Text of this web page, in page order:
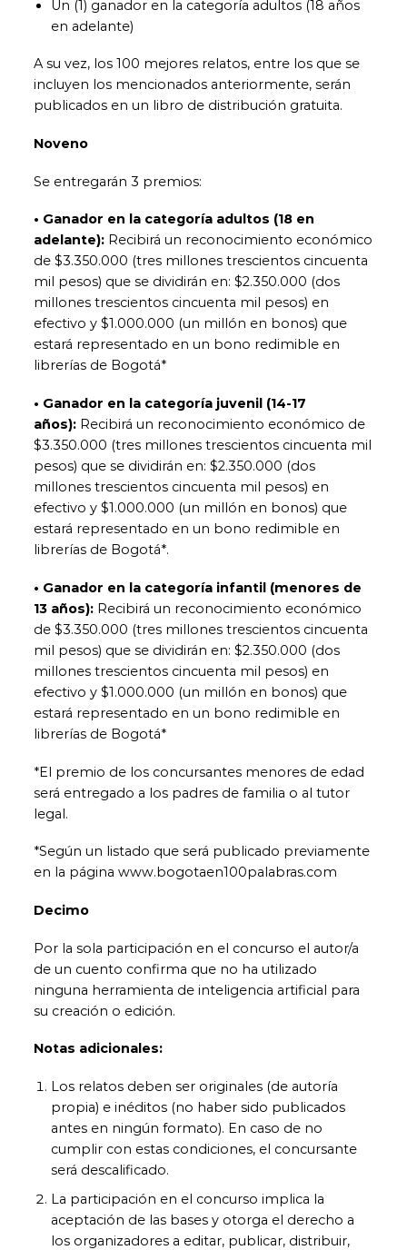
Un (1) ganador en la categoría adultos (18 años
en adelante)
A su vez, los 100 mejores relatos, entre los que se
incluyen los mencionados anteriormente, serán
publicados en un libro de distribución gratuita.
Noveno
Se entregarán 3 premios:
• Ganador en la categoría adultos (18 en
adelante): Recibirá un reconocimiento económico
de $3.350.000 (tres millones trescientos cincuenta
mil pesos) que se dividirán en: $2.350.000 (dos
millones trescientos cincuenta mil pesos) en
efectivo y $1.000.000 (un millón en bonos) que
estará representado en un bono redimible en
librerías de Bogotá*
• Ganador en la categoría juvenil (14-17
años): Recibirá un reconocimiento económico de
$3.350.000 (tres millones trescientos cincuenta mil
pesos) que se dividirán en: $2.350.000 (dos
millones trescientos cincuenta mil pesos) en
efectivo y $1.000.000 (un millón en bonos) que
estará representado en un bono redimible en
librerías de Bogotá*.
• Ganador en la categoría infantil (menores de
13 años): Recibirá un reconocimiento económico
de $3.350.000 (tres millones trescientos cincuenta
mil pesos) que se dividirán en: $2.350.000 (dos
millones trescientos cincuenta mil pesos) en
efectivo y $1.000.000 (un millón en bonos) que
estará representado en un bono redimible en
librerías de Bogotá*
*El premio de los concursantes menores de edad
será entregado a los padres de familia o al tutor
legal.
*Según un listado que será publicado previamente
en la página www.bogotaen100palabras.com
Decimo
Por la sola participación en el concurso el autor/a
de un cuento confirma que no ha utilizado
ninguna herramienta de inteligencia artificial para
su creación o edición.
Notas adicionales:
Los relatos deben ser originales (de autoría
propia) e inéditos (no haber sido publicados
antes en ningún formato). En caso de no
cumplir con estas condiciones, el concursante
será descalificado.
La participación en el concurso implica la
aceptación de las bases y otorga el derecho a
los organizadores a editar, publicar, distribuir,